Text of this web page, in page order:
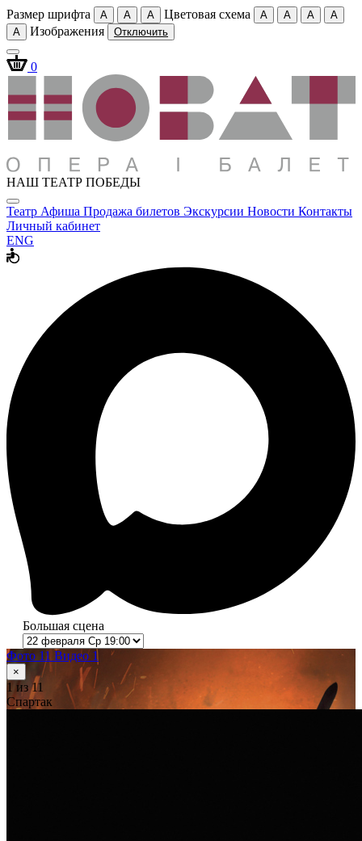
Размер шрифта A A A Цветовая схема A A A
A
A
Изображения Отключить
0
НАШ ТЕАТР ПОБЕДЫ
Театр Афиша Продажа билетов Экскурсии Новости Контакты
Личный кабинет
ENG
Большая сцена
Фото 11 Видео 1
×
1 из 11
Спартак